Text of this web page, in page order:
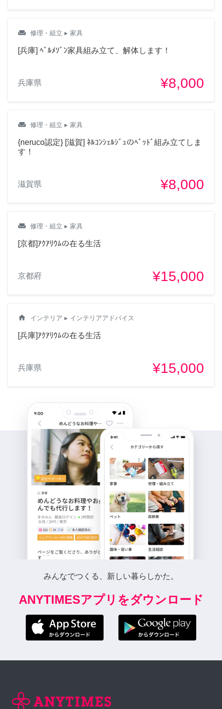
weekend 修理・組立 ▸ 家具
[兵庫] ﾍﾞﾙﾒｿﾞﾝ家具組み立て、解体します！
兵庫県 ¥8,000
weekend 修理・組立 ▸ 家具
{neruco認定} [滋賀] ﾈﾙｺﾝｼｪﾙｼﾞｭのﾍﾞｯﾄﾞ組み立てしま
す！
滋賀県 ¥8,000
weekend 修理・組立 ▸ 家具
[京都]ｱｸｱﾘｳﾑの在る生活
京都府 ¥15,000
home インテリア ▸ インテリアアドバイス
[兵庫]ｱｸｱﾘｳﾑの在る生活
兵庫県 ¥15,000
みんなでつくる、新しい暮らしかた。
ANYTIMESアプリをダウンロード